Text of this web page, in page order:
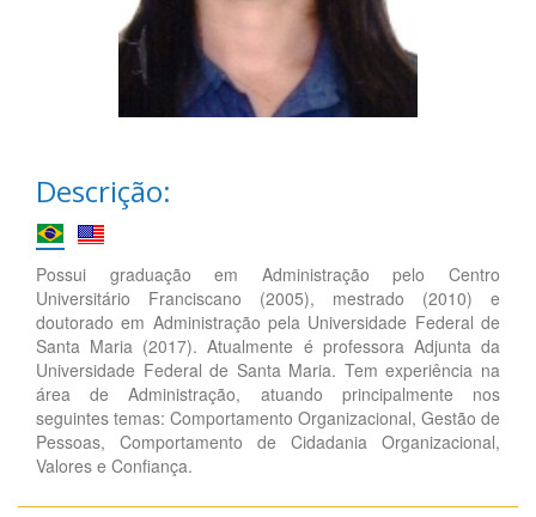
Descrição:
Possui graduação em Administração pelo Centro
Universitário Franciscano (2005), mestrado (2010) e
doutorado em Administração pela Universidade Federal de
Santa Maria (2017). Atualmente é professora Adjunta da
Universidade Federal de Santa Maria. Tem experiência na
área de Administração, atuando principalmente nos
seguintes temas: Comportamento Organizacional, Gestão de
Pessoas, Comportamento de Cidadania Organizacional,
Valores e Confiança.